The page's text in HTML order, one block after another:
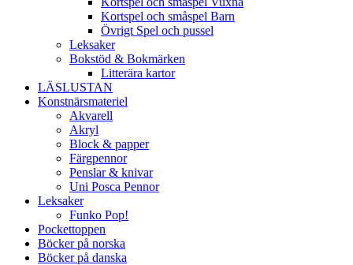
Kortspel och småspel Barn
Övrigt Spel och pussel
Leksaker
Bokstöd & Bokmärken
Litterära kartor
LÄSLUSTAN
Konstnärsmateriel
Akvarell
Akryl
Block & papper
Färgpennor
Penslar & knivar
Uni Posca Pennor
Leksaker
Funko Pop!
Pockettoppen
Böcker på norska
Böcker på danska